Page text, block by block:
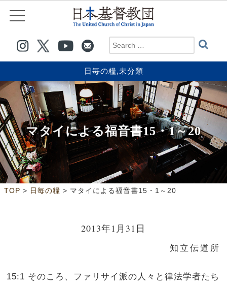
日毎の糧,未分類
マタイによる福音書15・1～20
TOP > 日毎の糧 > マタイによる福音書15・1～20
2013年1月31日
知立伝道所
15:1 そのころ、ファリサイ派の人々と律法学者たち